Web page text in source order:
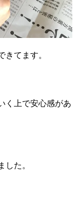
きてます。
く上で安心感があ
した。